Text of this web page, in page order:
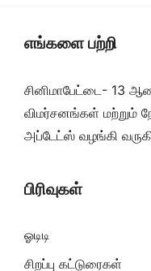
எங்களை பற்றி
சினிமாபேட்டை- 13
விமர்சனங்கள் மற்றும்
அப்டேட்ஸ் வழங்கி
பிரிவுகள்
ஓடிடி
சிறப்பு கட்டுரைகள்